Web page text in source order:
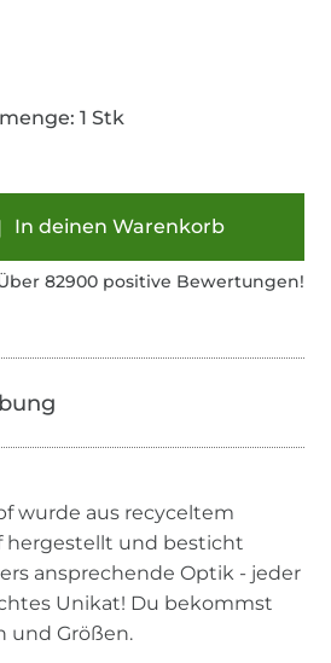
1 Stk
In deinen Warenkorb
82900 positive Bewertungen!
wurde aus recyceltem
hergestellt und besticht
ansprechende Optik - jeder
Unikat! Du bekommst
und Größen.